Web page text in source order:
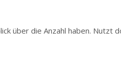
über die Anzahl haben. Nutzt